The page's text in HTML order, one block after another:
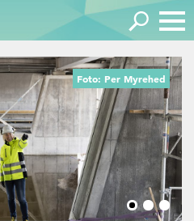
Foto: Per Myrehed